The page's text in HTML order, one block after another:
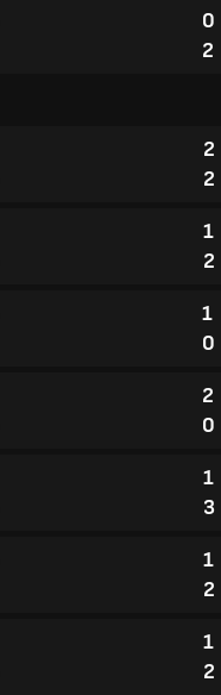
0
2
2
2
1
2
1
0
2
0
1
3
1
2
1
2